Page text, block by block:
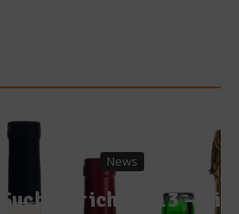
2013 – Eine